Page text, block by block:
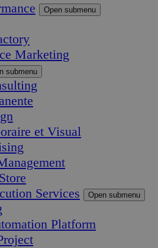
Open submenu
Marketing
submenu
et Visual
Services
Open submenu
Platform